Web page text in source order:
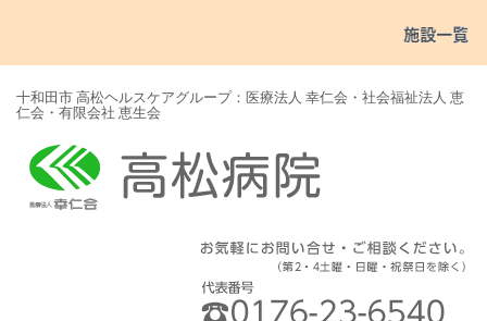
十和田市 高松ヘルスケアグループ：医療法人 幸仁会・社会福祉法人 恵
仁会・有限会社 恵生会